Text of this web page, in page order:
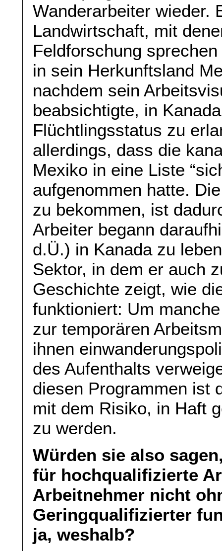
Wanderarbeiter wieder.
Landwirtschaft, mit
Feldforschung
in sein Herkunftsland
nachdem sein
beabsichtigte, in
Flüchtlingsstatus zu
allerdings, dass die
Mexiko in eine Liste
aufgenommen hatte.
zu bekommen, ist
Arbeiter begann
d.Ü.) in Kanada zu
Sektor, in dem er auch
Geschichte zeigt, wie
funktioniert: Um
zur temporären
ihnen
des Aufenthalts
diesen Programmen ist
mit dem Risiko, in Haft
zu werden.
Würden sie also
für hochqualifizierte
Arbeitnehmer nicht
Geringqualifizierter
ja, weshalb?